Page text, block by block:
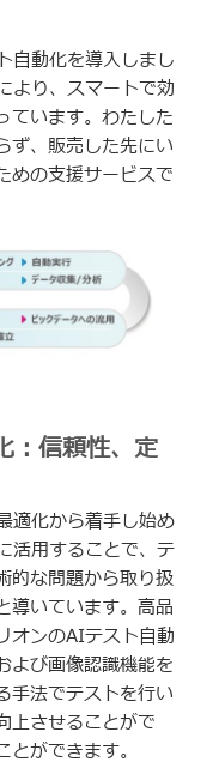
自動化を導入しまし
より、スマートで効
ています。わたした
ず、販売した先にい
めの支援サービスで
：信頼性、定
適化から着手し始め
活用することで、テ
的な問題から取り扱
導いています。高品
オンのAIテスト自動
よび画像認識機能を
手法でテストを行い
上させることがで
ができます。